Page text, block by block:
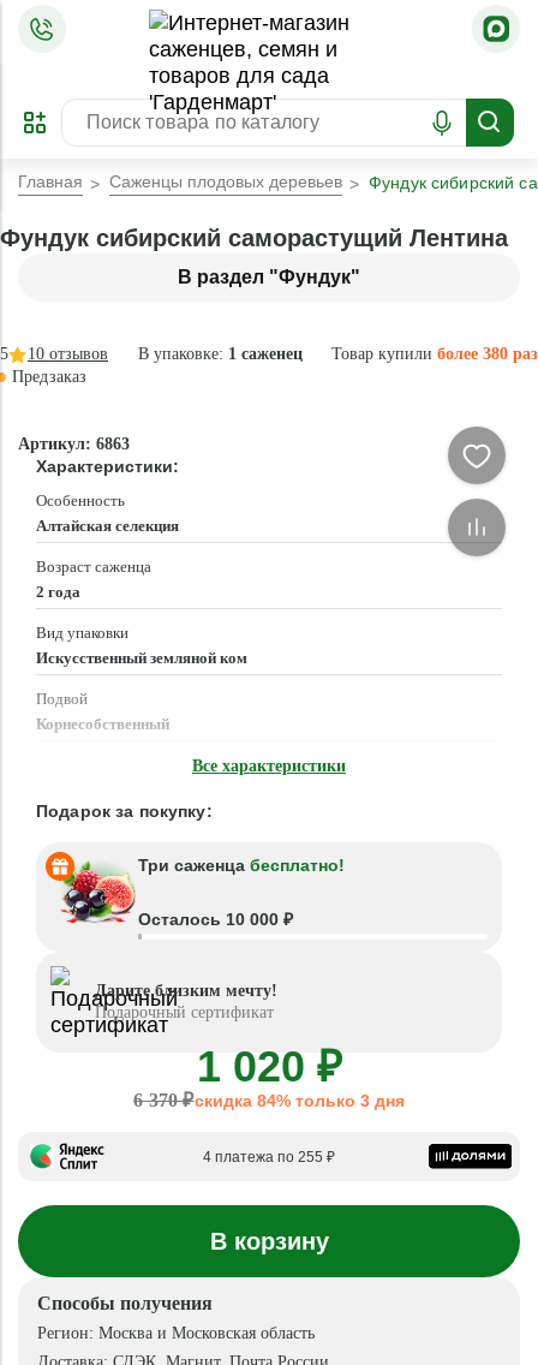
ПРЕДЗАКАЗ
ЗАБРОНИРОВАТЬ
ЛУЧШЕЕ
Главная Саженцы плодовых деревьев Фундук сибирский
В раздел "Фундук"
Фундук сибирский саморастущий Лентина
В упаковке: 1 саженец Товар купили более 380 раз
5 10 отзывов
Предзаказ
Артикул: 6863
Характеристики:
Особенность
Алтайская селекция
Возраст саженца
2 года
Вид упаковки
Искусственный земляной ком
Подвой
Корнесобственный
Все характеристики
Подарок за покупку:
Три саженца бесплатно!
Осталось 10 000 ₽
Дарите близким мечту!
Подарочный сертификат
1 020 ₽
6 370 ₽скидка 84% только 3 дня
4 платежа по 255 ₽
В корзину
Способы получения
Регион: Москва и Московская область